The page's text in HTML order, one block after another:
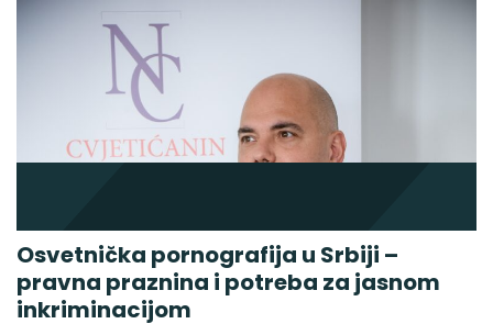
Osvetnička pornografija u Srbiji –
pravna praznina i potreba za jasnom
inkriminacijom